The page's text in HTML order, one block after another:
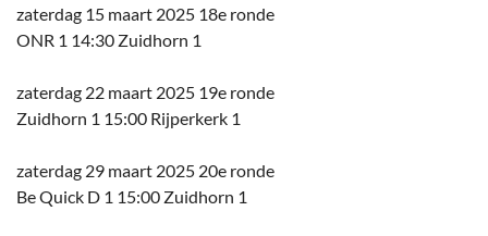
zaterdag 15 maart 2025 18e ronde
ONR 1 14:30 Zuidhorn 1
zaterdag 22 maart 2025 19e ronde
Zuidhorn 1 15:00 Rijperkerk 1
zaterdag 29 maart 2025 20e ronde
Be Quick D 1 15:00 Zuidhorn 1